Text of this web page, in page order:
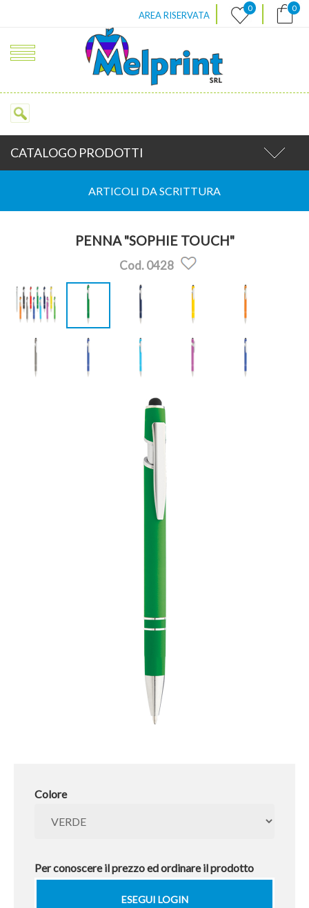
AREA RISERVATA | 0 | 0
CATALOGO PRODOTTI
ARTICOLI DA SCRITTURA
PENNA "SOPHIE TOUCH"
Cod. 0428
Colore
Per conoscere il prezzo ed ordinare il prodotto
ESEGUI LOGIN